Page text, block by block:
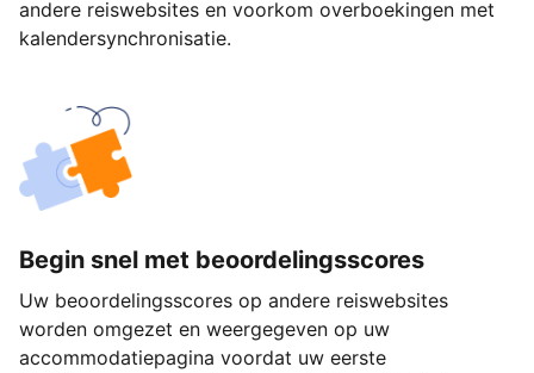
andere reiswebsites en voorkom overboekingen met
kalendersynchronisatie.
Begin snel met beoordelingsscores
Uw beoordelingsscores op andere reiswebsites
worden omgezet en weergegeven op uw
accommodatiepagina voordat uw eerste